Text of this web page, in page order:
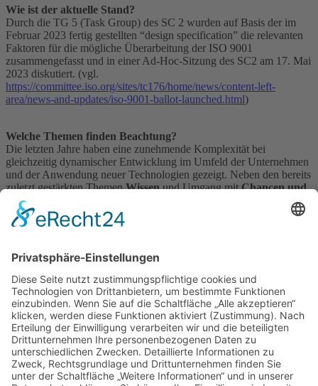
Wie ist der aktuelle Stand?
Durch die TG 5 (Task Group) des SC 2 wurden auf Basis der im
Februar 2023 fertig gestellten “design specification” die relevanten
Faktoren für die mögliche Überarbeitung der ISO 9001
zusammengefasst und in einer Ad-Hoc-Sitzung des SC2 am 17. Mai
2023 diskutiert. (vgl.
https://committee.iso.org/sites/tc176/home/news/content-left-
area/news-and-updates/iso-9001-ballot-launched.html)
Welche Themen finden Beachtung?
Die letzten Jahre haben eine zunehmende Komplexität bei
gleichzeitig dynamischer Entwicklung im Umfeld der Unternehmen
und der Anwendung neuer Technologien gezeigt. Neben den bereits
zuletzt gestärkten ThemenWissenund Umgang mitChancen und
Risiken
höheren Stellenwert einnehmen. Weitere diskutierte Bereiche sind
dasManagement von Lieferantenketten
Wie geht es weiter?
Zunächst erfolgt die Einrichtung einer neuen Arbeitsgruppe. Im
Anschluss wird der Entwurf der Designspezifikation an die
Mitglieder des SC 2 weitergeleitet, damit dieser kommentiert werden
kann. Eine weitere neue Arbeitsgruppe diskutiert die
Kommentierung und erarbeitet einen neuen Entwurf der ISO 9001.
Zum aktuellen Stand, Ende September 2023, sind seitens der ISO
TC 176 / TC 2 keine weiteren konkreten Termine, genannt.